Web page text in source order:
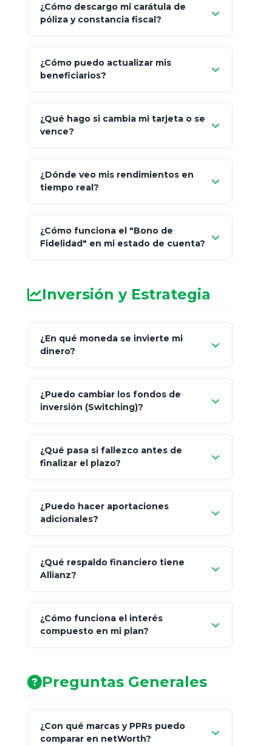
¿Cómo descargo mi carátula de
póliza y constancia fiscal?
"Mis Pólizas" > "Documentos"
¿Cómo puedo actualizar mis
beneficiarios?
¿Qué hago si cambia mi tarjeta o se
vence?
"Link
de Cobro Seguro"
¿Dónde veo mis rendimientos en
tiempo real?
¿Cómo funciona el "Bono de
Fidelidad" en mi estado de cuenta?
Inversión y Estrategia
¿En qué moneda se invierte mi
dinero?
inflación), Dólares o Euros
¿Puedo cambiar los fondos de
inversión (Switching)?
"Switching" (cambio de fondos)
¿Qué pasa si fallezco antes de
finalizar el plazo?
100% a tus
beneficiarios designados
¿Puedo hacer aportaciones
adicionales?
¿Qué respaldo financiero tiene
Allianz?
AA (Muy Fuerte)
¿Cómo funciona el interés
compuesto en mi plan?
Preguntas Generales
¿Con qué marcas y PPRs puedo
comparar en netWorth?